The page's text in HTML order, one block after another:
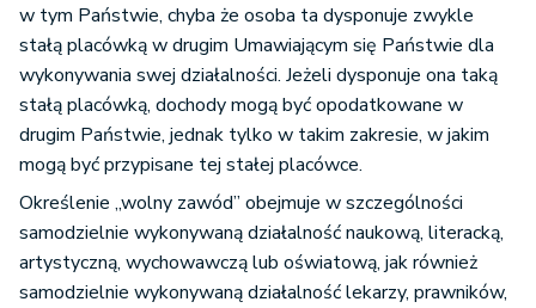
w tym Państwie, chyba że osoba ta dysponuje zwykle
stałą placówką w drugim Umawiającym się Państwie dla
wykonywania swej działalności. Jeżeli dysponuje ona taką
stałą placówką, dochody mogą być opodatkowane w
drugim Państwie, jednak tylko w takim zakresie, w jakim
mogą być przypisane tej stałej placówce.
Określenie „wolny zawód” obejmuje w szczególności
samodzielnie wykonywaną działalność naukową, literacką,
artystyczną, wychowawczą lub oświatową, jak również
samodzielnie wykonywaną działalność lekarzy, prawników,